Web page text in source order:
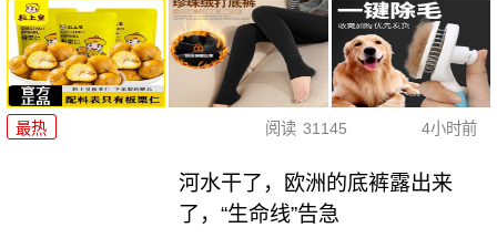
最热 阅读 31145 4小时前
河水干了，欧洲的底裤露出来
了，“生命线”告急